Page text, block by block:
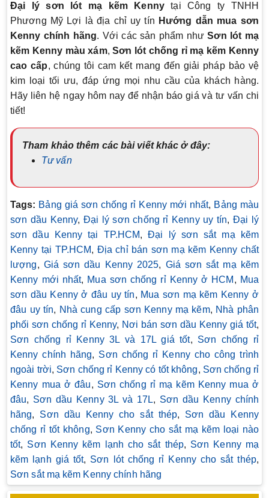
Đại lý sơn lót mạ kẽm Kennytại Công ty TNHH
Phương Mỹ Lợi là địa chỉ uy tín Hướng dẫn mua sơn
Kenny chính hãng. Với các sản phẩm nhưSơn lót mạ
kẽm Kenny màu xám,Sơn lót chống rỉ mạ kẽm Kenny
cao cấp, chúng tôi cam kết mang đến giải pháp bảo vệ
kim loại tối ưu, đáp ứng mọi nhu cầu của khách hàng.
Hãy liên hệ ngay hôm nay để nhận báo giá và tư vấn chi
tiết!
Tham khảo thêm các bài viết khác ở đây:
Tư vấn
Tags: Bảng giá sơn chống rỉ Kenny mới nhất, Bảng màu
sơn dầu Kenny, Đại lý sơn chống rỉ Kenny uy tín, Đại lý
sơn dầu Kenny tại TP.HCM,Đại lý sơn sắt mạ kẽm
Kenny tại TP.HCM, Địa chỉ bán sơn mạ kẽm Kenny chất
lượng, Giá sơn dầu Kenny 2025, Giá sơn sắt mạ kẽm
Kenny mới nhất, Mua sơn chống rỉ Kenny ở HCM , Mua
sơn dầu Kenny ở đâu uy tín, Mua sơn mạ kẽm Kenny ở
đâu uy tín, Nhà cung cấp sơn Kenny mạ kẽm, Nhà phân
phối sơn chống rỉ Kenny, Nơi bán sơn dầu Kenny giá tốt,
Sơn chống rỉ Kenny 3L và 17L giá tốt, Sơn chống rỉ
Kenny chính hãng, Sơn chống rỉ Kenny cho công trình
ngoài trời, Sơn chống rỉ Kenny có tốt không, Sơn chống rỉ
Kenny mua ở đâu, Sơn chống rỉ mạ kẽm Kenny mua ở
đâu, Sơn dầu Kenny 3L và 17L, Sơn dầu Kenny chính
hãng, Sơn dầu Kenny cho sắt thép, Sơn dầu Kenny
chống rỉ tốt không, Sơn Kenny cho sắt mạ kẽm loại nào
tốt, Sơn Kenny kẽm lạnh cho sắt thép, Sơn Kenny mạ
kẽm lạnh giá tốt, Sơn lót chống rỉ Kenny cho sắt thép,
Sơn sắt mạ kẽm Kenny chính hãng